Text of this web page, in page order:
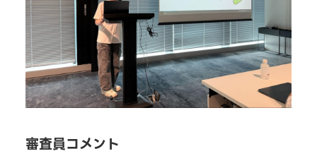
審査員コメント